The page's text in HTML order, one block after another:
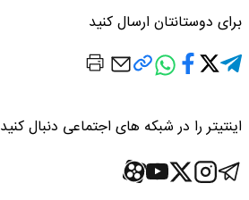
برای دوستانتان ارسال کنید
اینتیتر را در شبکه های اجتماعی دنبال کنید